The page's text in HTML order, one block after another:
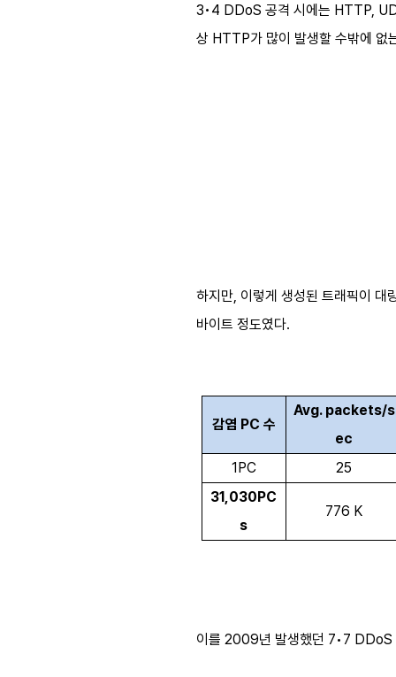
3•4 DDoS 공격 시에는 HTTP,
상 HTTP가 많이 발생할 수밖에 없
하지만, 이렇게 생성된 트래픽이
바이트 정도였다.
감염 PC 수
Avg. packets/s
ec
1PC
25
31,030PC
s
776 K
이를 2009년 발생했던 7•7 DDoS